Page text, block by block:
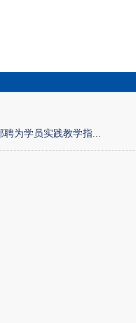
聘为学员实践教学指...